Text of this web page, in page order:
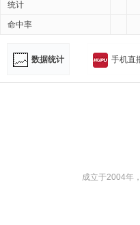
统计
命中率
数据统计 手机直
成立于2004年